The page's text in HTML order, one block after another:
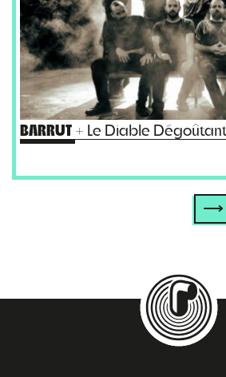
BARRUT + Le Diable Dégoûtant